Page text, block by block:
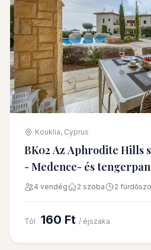
Kouklia, Cyprus
BK02 Az Aphrodite Hills
- Medence- és
4 vendég 2 szoba 2
Tól 160 Ft / éjszaka